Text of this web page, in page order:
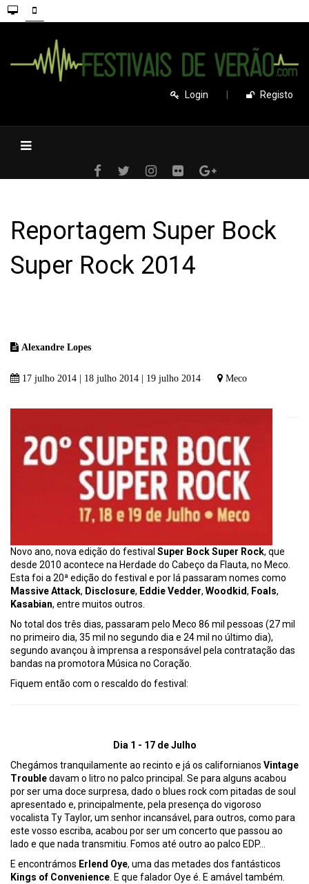
Login Registo
Reportagem Super Bock
Super Rock 2014
Alexandre Lopes
17 julho 2014 | 18 julho 2014 | 19 julho 2014 Meco
Novo ano, nova edição do festival Super Bock Super Rock, que
desde 2010 acontece na Herdade do Cabeço da Flauta, no Meco.
Esta foi a 20ª edição do festival e por lá passaram nomes como
Massive Attack, Disclosure, Eddie Vedder, Woodkid, Foals,
Kasabian, entre muitos outros.
No total dos três dias, passaram pelo Meco 86 mil pessoas (27 mil
no primeiro dia, 35 mil no segundo dia e 24 mil no último dia),
segundo avançou à imprensa a responsável pela contratação das
bandas na promotora Música no Coração.
Fiquem então com o rescaldo do festival:
Dia 1 - 17 de Julho
Chegámos tranquilamente ao recinto e já os californianos Vintage
Troubledavam o litro no palco principal. Se para alguns acabou
por ser uma doce surpresa, dado o blues rock com pitadas de soul
apresentado e, principalmente, pela presença do vigoroso
vocalista Ty Taylor, um senhor incansável, para outros, como para
este vosso escriba, acabou por ser um concerto que passou ao
lado e que nada transmitiu. Fomos até outro ao palco EDP…
E encontrámos Erlend Oye, uma das metades dos fantásticos
Kings of Convenience. E que falador Oye é. E amável também.